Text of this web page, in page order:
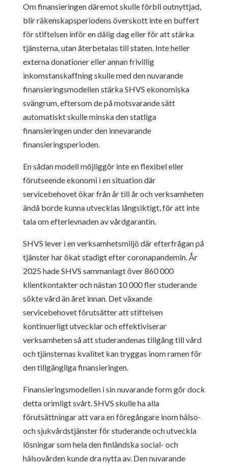
Om finansieringen däremot skulle förbli outnyttjad,
blir räkenskapsperiodens överskott inte en buffert
för stiftelsen inför en dålig dag eller för att stärka
tjänsterna, utan återbetalas till staten. Inte heller
externa donationer eller annan frivillig
inkomstanskaffning skulle med den nuvarande
finansieringsmodellen stärka SHVS ekonomiska
svängrum, eftersom de på motsvarande sätt
automatiskt skulle minska den statliga
finansieringen under den innevarande
finansieringsperioden.
En sådan modell möjliggör inte en flexibel eller
förutseende ekonomi i en situation där
servicebehovet ökar från år till år och verksamheten
ändå borde kunna utvecklas långsiktigt, för att inte
tala om efterlevnaden av vårdgarantin.
SHVS lever i en verksamhetsmiljö där efterfrågan på
tjänster har ökat stadigt efter coronapandemin. År
2025 hade SHVS sammanlagt över 860 000
klientkontakter och nästan 10 000 fler studerande
sökte vård än året innan. Det växande
servicebehovet förutsätter att stiftelsen
kontinuerligt utvecklar och effektiviserar
verksamheten så att studerandenas tillgång till vård
och tjänsternas kvalitet kan tryggas inom ramen för
den tillgängliga finansieringen.
Finansieringsmodellen i sin nuvarande form gör dock
detta orimligt svårt. SHVS skulle ha alla
förutsättningar att vara en föregångare inom hälso-
och sjukvårdstjänster för studerande och utveckla
lösningar som hela den finländska social- och
hälsovården kunde dra nytta av. Den nuvarande